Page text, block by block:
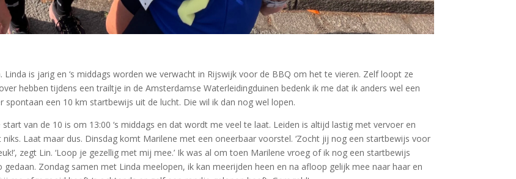
is jarig en ‘s middags worden we verwacht in Rijswijk voor de BBQ om het te vieren. Zelf loopt ze
hebben tijdens een trailtje in de Amsterdamse Waterleidingduinen bedenk ik me dat ik anders wel een
een 10 km startbewijs uit de lucht. Die wil ik dan nog wel lopen.
van de 10 is om 13:00 ‘s middags en dat wordt me veel te laat. Leiden is altijd lastig met vervoer en
Laat maar dus. Dinsdag komt Marilene met een oneerbaar voorstel. ‘Zocht jij nog een startbewijs voor
zegt Lin. ‘Loop je gezellig met mij mee.’ Ik was al om toen Marilene vroeg of ik nog een startbewijs
Zondag samen met Linda meelopen, ik kan meerijden heen en na afloop gelijk mee naar haar en